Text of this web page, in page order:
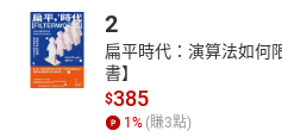
【作者簡介】
騷夏
騷夏saoxia，高雄人住在台北，雇
說自己是詩人。
東華大學創作與英語文學研究所畢
2
扁平時代：演算法如何
書】
$385
1 % (賺3點)